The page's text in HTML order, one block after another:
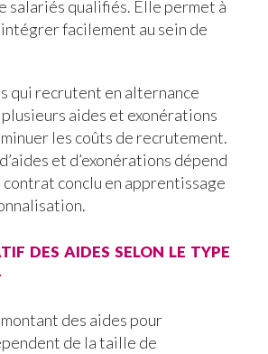
salariés qualifiés. Elle permet à
facilement au sein de
qui recrutent en alternance
aides et exonérations
les coûts de recrutement.
et d’exonérations dépend
contrat conclu en apprentissage
des aides selon le type
des aides pour
de la taille de